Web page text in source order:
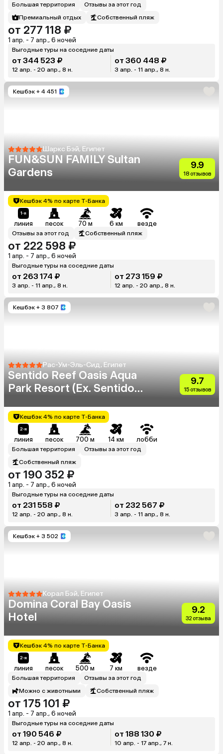
Большая территория
Отзывы за этот год
Премиальный отдых
Собственный пляж
от 277 118 ₽
1 апр. - 7 апр., 6 ночей
Выгодные туры на соседние даты
от 344 523 ₽
12 апр. - 20 апр., 8 н.
от 360 448 ₽
3 апр. - 11 апр., 8 н.
Кешбэк + 4 451
Шаркс Бэй, Египет
FUN&SUN FAMILY Sultan
Gardens
9.9
18 отзывов
Кешбэк 4% по карте Т-Банка
линия песок 70 м 6 км везде
Отзывы за этот год Собственный пляж
от 222 598 ₽
1 апр. - 7 апр., 6 ночей
Выгодные туры на соседние даты
от 263 174 ₽
3 апр. - 11 апр., 8 н.
от 273 159 ₽
12 апр. - 20 апр., 8 н.
Кешбэк + 3 807
Рас-Ум-Эль-Сид, Египет
Sentido Reef Oasis Aqua
Park Resort (Ex. Sentido
9.7
15 отзывов
Кешбэк 4% по карте Т-Банка
линия песок 700 м 14 км лобби
Большая территория
Отзывы за этот год
Собственный пляж
от 190 352 ₽
1 апр. - 7 апр., 6 ночей
Выгодные туры на соседние даты
от 231 558 ₽
12 апр. - 20 апр., 8 н.
от 232 567 ₽
3 апр. - 11 апр., 8 н.
Кешбэк + 3 502
Корал Бэй, Египет
Domina Coral Bay Oasis
Hotel
9.2
32 отзыва
Кешбэк 4% по карте Т-Банка
линия песок 500 м 7 км везде
Большая территория
Отзывы за этот год
Можно с животными
Собственный пляж
от 175 101 ₽
1 апр. - 7 апр., 6 ночей
Выгодные туры на соседние даты
от 190 546 ₽
12 апр. - 20 апр., 8 н.
от 188 130 ₽
10 апр. - 17 апр., 7 н.